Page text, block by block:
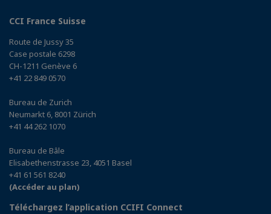
CCI France Suisse
Route de Jussy 35
Case postale 6298
CH-1211 Genève 6
+41 22 849 0570
Bureau de Zurich
Neumarkt 6, 8001 Zürich
+41 44 262 1070
Bureau de Bâle
Elisabethenstrasse 23, 4051 Basel
+41 61 561 8240
(Accéder au plan)
Téléchargez l’application CCIFI Connect